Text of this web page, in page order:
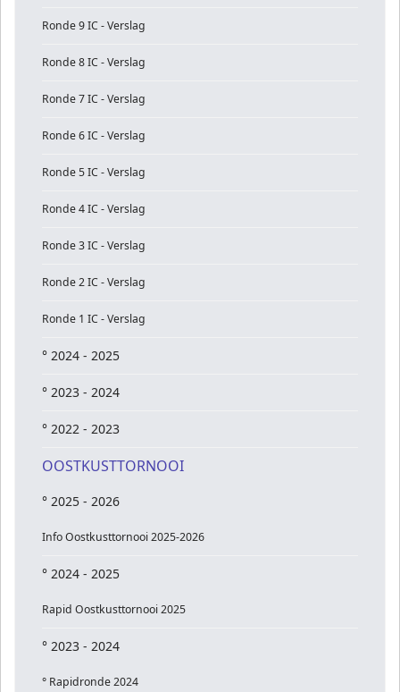
Ronde 9 IC - Verslag
Ronde 8 IC - Verslag
Ronde 7 IC - Verslag
Ronde 6 IC - Verslag
Ronde 5 IC - Verslag
Ronde 4 IC - Verslag
Ronde 3 IC - Verslag
Ronde 2 IC - Verslag
Ronde 1 IC - Verslag
° 2024 - 2025
° 2023 - 2024
° 2022 - 2023
OOSTKUSTTORNOOI
° 2025 - 2026
Info Oostkusttornooi 2025-2026
° 2024 - 2025
Rapid Oostkusttornooi 2025
° 2023 - 2024
° Rapidronde 2024